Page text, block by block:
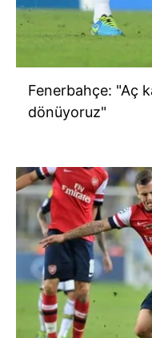
Fenerbahçe: "Aç
dönüyoruz"